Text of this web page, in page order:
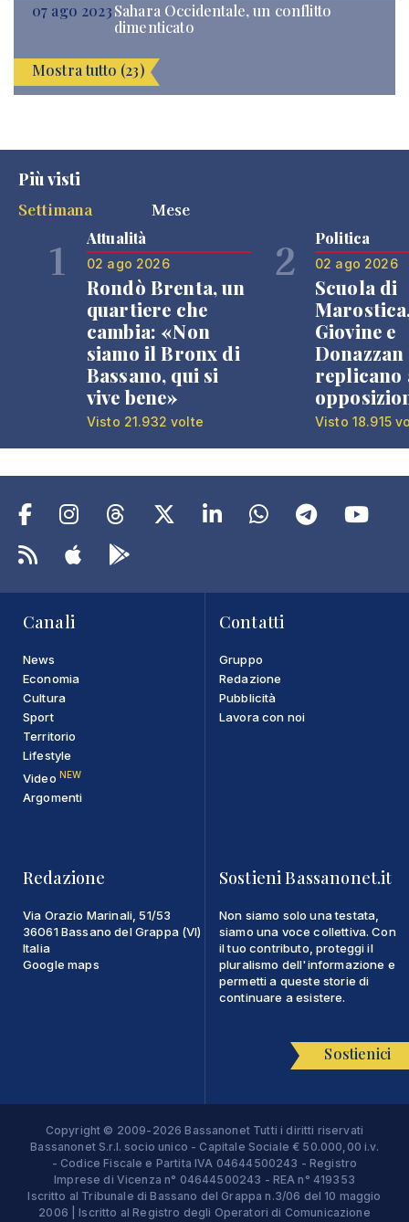
07 ago 2023Sahara Occidentale, un conflitto
dimenticato
Mostra tutto (23)
Più visti
Settimana
Mese
1 Attualità
02 ago 2026
Rondò Brenta, un
quartiere che
cambia: «Non
siamo il Bronx di
Bassano, qui si
vive bene»
Visto 21.932 volte
2 Politica
02 ago 2026
Scuola di
Giovine e
Donazzan
replicano
Visto 18.915
Canali
News
Economia
Cultura
Sport
Territorio
Lifestyle
Video NEW
Argomenti
Contatti
Gruppo
Redazione
Pubblicità
Lavora con noi
Redazione
Via Orazio Marinali, 51/53
36061 Bassano del Grappa (VI)
Italia
Google maps
Sostieni Bassanonet.it
Non siamo solo una testata,
siamo una voce collettiva. Con
il tuo contributo, proteggi il
pluralismo dell'informazione e
permetti a queste storie di
continuare a esistere.
Sostienici
Copyright © 2009-2026 Bassanonet Tutti i diritti riservati
Bassanonet S.r.l. socio unico - Capitale Sociale € 50.000,00 i.v.
- Codice Fiscale e Partita IVA 04644500243 - Registro
Imprese di Vicenza n° 04644500243 - REA n° 419353
Iscritto al Tribunale di Bassano del Grappa n.3/06 del 10 maggio
2006 | Iscritto al Registro degli Operatori di Comunicazione